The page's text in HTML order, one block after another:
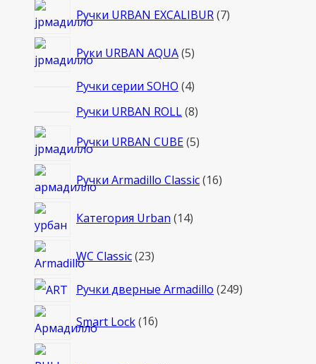
Ручки URBAN EXCALIBUR 77
Руки URBAN AQUA 55
Ручки серии SOHO 44
товара
Ручки URBAN ROLL 88
Ручки URBAN CUBE 55
Ручки Armadillo Classic 1616
Категория Urban 1414
WC Classic 2323
Ручки дверные Armadillo 249249
Smart Lock 1616